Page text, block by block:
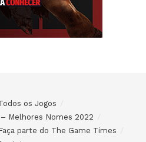
os Jogos
Melhores Nomes 2022
Faça parte do The Game Times